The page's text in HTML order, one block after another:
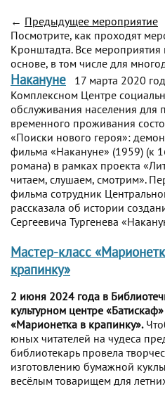
← Предыдущее мероприятие
Посмотрите, как проходят
Кронштадта. Все мероприятия
основе, в том числе для
Накануне
17 марта 2020
Комплексном Центре
обслуживания населения для
временного проживания
«Поиски нового героя»:
фильма «Накануне» (1959) (к
романа) в рамках проекта
читаем, слушаем, смотрим».
фильма сотрудник
рассказала об истории
Сергеевича Тургенева
Мастер-класс
крапинку»
2 июня 2024 года в
культурном центре
«Марионетка в крапинку».
юных читателей на чудеса
библиотекарь провела
изготовлению бумажной
весёлым товарищем для